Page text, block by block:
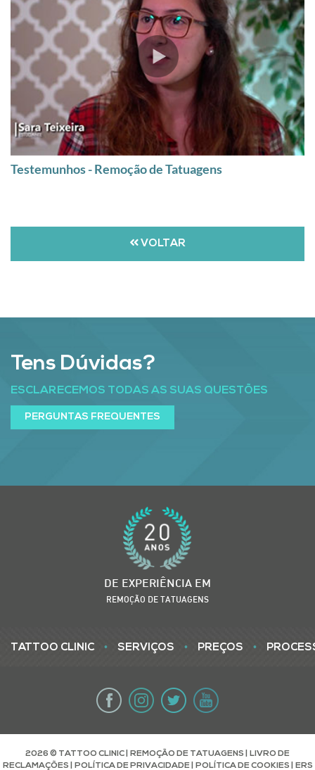
Testemunhos - Remoção de Tatuagens
VOLTAR
Tens Dúvidas?
ESCLARECEMOS TODAS AS SUAS QUESTÕES
PERGUNTAS FREQUENTES
DE EXPERIÊNCIA EM
REMOÇÃO DE TATUAGENS
TATTOO CLINIC • SERVIÇOS • PREÇOS •
2026 © TATTOO CLINIC | REMOÇÃO DE TATUAGENS |
LIVRO DE
RECLAMAÇÕES
POLÍTICA DE PRIVACIDADE| POLÍTICA DE COOKIES ERS